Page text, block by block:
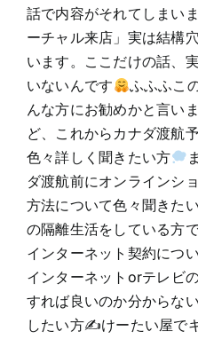
話で内容がそれてしまい
ーチャル来店」実は結構
います。ここだけの話、
いないんです
ふふふこ
んな方にお勧めかと言い
ど、これからカナダ渡航
色々詳しく聞きたい方
ダ渡航前にオンラインシ
方法について色々聞きた
の隔離生活をしている方
インターネット契約につ
インターネットorテレビ
すれば良いのか分からな
したい方✍けーたい屋で